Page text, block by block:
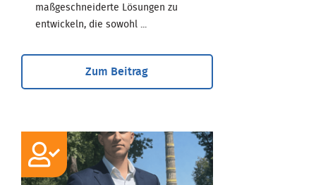
maßgeschneiderte Lösungen zu
entwickeln, die sowohl ...
Zum Beitrag